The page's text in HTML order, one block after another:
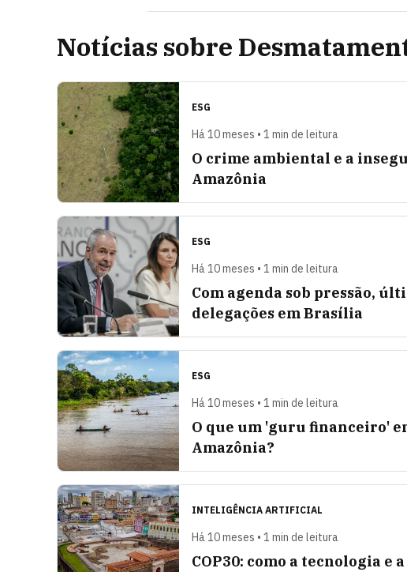
Notícias sobre
ESG
Há 10 meses • 1 min de leitura
O crime ambiental e a
Amazônia
ESG
Há 10 meses • 1 min de leitura
Com agenda sob pressão,
delegações em Brasília
ESG
Há 10 meses • 1 min de leitura
O que um 'guru financeiro'
Amazônia?
INTELIGÊNCIA ARTIFICIAL
Há 10 meses • 1 min de leitura
COP30: como a tecnologia